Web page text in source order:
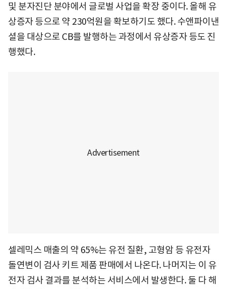
및 분자진단 분야에서 글로벌 사업을 확장 중이다. 올해 유
상증자 등으로 약 230억원을 확보하기도 했다. 수앤파이낸
셜을 대상으로 CB를 발행하는 과정에서 유상증자 등도 진
행했다.
셀레믹스 매출의 약 65%는 유전 질환, 고형암 등 유전자
돌연변이 검사 키트 제품 판매에서 나온다. 나머지는 이 유
전자 검사 결과를 분석하는 서비스에서 발생한다. 둘 다 해